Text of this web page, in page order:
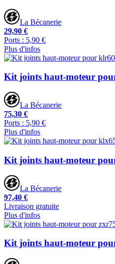
La Bécanerie
29,90 €
Ports : 5,90 €
Plus d'infos
Kit joints haut-moteur
La Bécanerie
75,30 €
Ports : 5,90 €
Plus d'infos
Kit joints haut-moteur
La Bécanerie
97,40 €
Livraison gratuite
Plus d'infos
Kit joints haut-moteur